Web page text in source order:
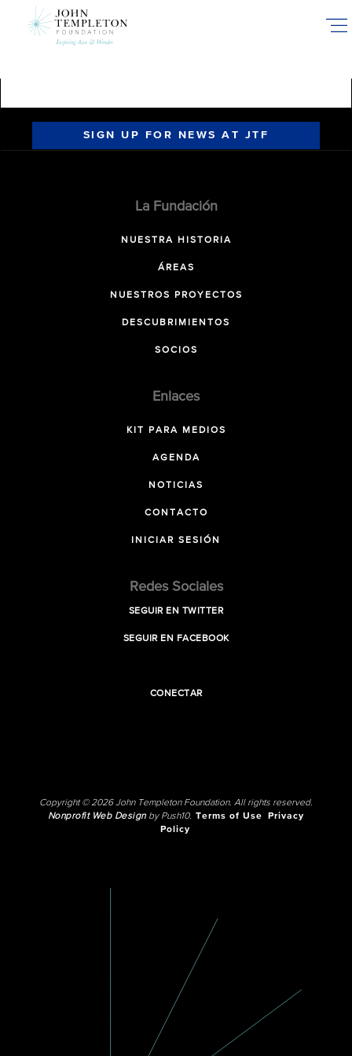
SIGN UP FOR NEWS AT JTF
La Fundación
NUESTRA HISTORIA
ÁREAS
NUESTROS PROYECTOS
DESCUBRIMIENTOS
SOCIOS
Enlaces
KIT PARA MEDIOS
AGENDA
NOTICIAS
CONTACTO
INICIAR SESIÓN
Redes Sociales
SEGUIR EN TWITTER
SEGUIR EN FACEBOOK
CONECTAR
Copyright © 2026 John Templeton Foundation. All rights reserved.
Nonprofit Web Designby Push10. Terms of Use
Privacy
Policy